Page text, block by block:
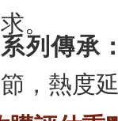
求。
系列傳承：
節，熱度